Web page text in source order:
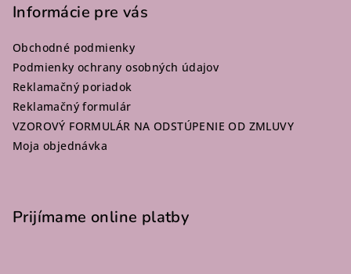
Informácie pre vás
Obchodné podmienky
Podmienky ochrany osobných údajov
Reklamačný poriadok
Reklamačný formulár
VZOROVÝ FORMULÁR NA ODSTÚPENIE OD ZMLUVY
Moja objednávka
Prijímame online platby